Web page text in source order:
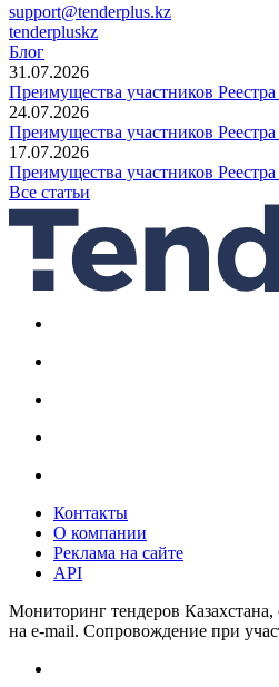
support@tenderplus.kz
tenderpluskz
Блог
31.07.2026
Преимущества участников
24.07.2026
Преимущества участников
17.07.2026
Преимущества участников
Все статьи
Контакты
О компании
Реклама на сайте
API
Мониторинг тендеров
на e-mail. Сопровождение при